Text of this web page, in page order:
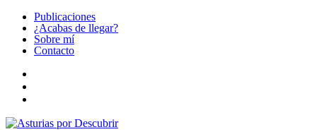
Publicaciones
¿Acabas de llegar?
Sobre mí
Contacto